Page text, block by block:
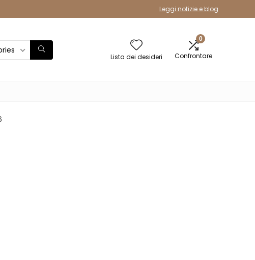
Leggi notizie e blog
Lista dei desideri
0
Confrontare